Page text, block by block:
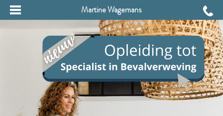
Martine Wagemans